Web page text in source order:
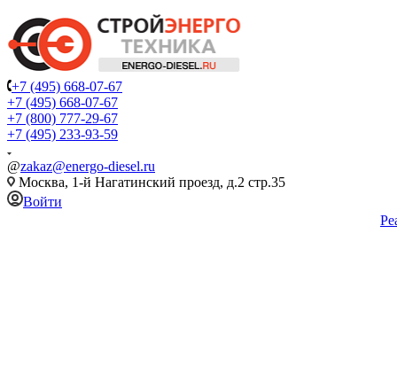
+7 (495) 668-07-67
+7 (495) 668-07-67
+7 (800) 777-29-67
+7 (495) 233-93-59
@zakaz@energo-diesel.ru
Москва, 1-й Нагатинский проезд, д.2 стр.35
Войти